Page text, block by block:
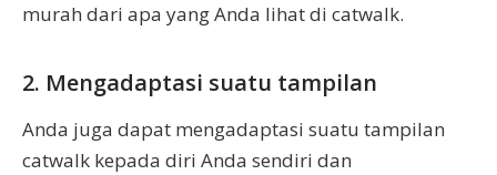
murah dari apa yang Anda lihat di catwalk.
2. Mengadaptasi suatu tampilan
Anda juga dapat mengadaptasi suatu tampilan
catwalk kepada diri Anda sendiri dan